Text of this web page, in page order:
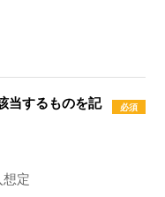
当するものを記
想定